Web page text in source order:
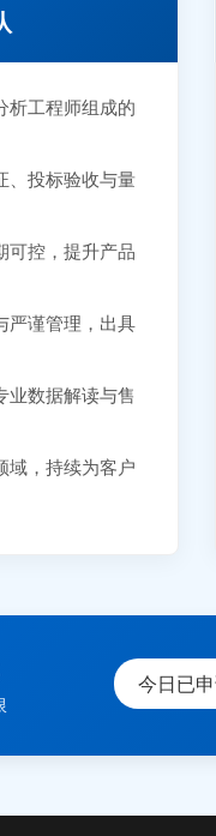
析工程师组成的
、投标验收与量
可控，提升产品
严谨管理，出具
业数据解读与售
域，持续为客户
今日已